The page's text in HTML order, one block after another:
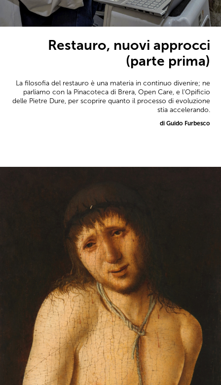
Restauro, nuovi approcci
(parte prima)
La filosofia del restauro è una materia in continuo divenire; ne
parliamo con la Pinacoteca di Brera, Open Care, e l'Opificio
delle Pietre Dure, per scoprire quanto il processo di evoluzione
stia accelerando.
di Guido Furbesco